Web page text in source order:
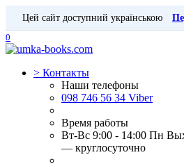
Цей сайт доступний українською
0
> Контакты
Наши телефоны
098 746 56 34 Viber
Время работы
Вт-Вс 9:00 - 14:00 Пн
— круглосуточно